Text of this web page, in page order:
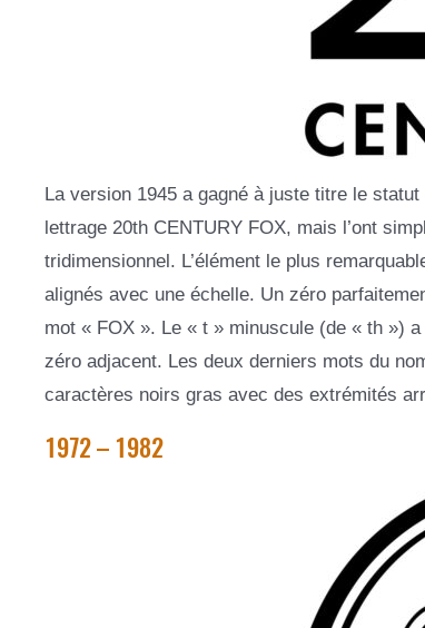
La version 1945 a gagné à juste titre le
lettrage 20th CENTURY FOX, mais l’ont
tridimensionnel. L’élément le plus
alignés avec une échelle. Un zéro
mot « FOX ». Le « t » minuscule (de « th »)
zéro adjacent. Les deux derniers mots du
caractères noirs gras avec des extrémités
1972 – 1982